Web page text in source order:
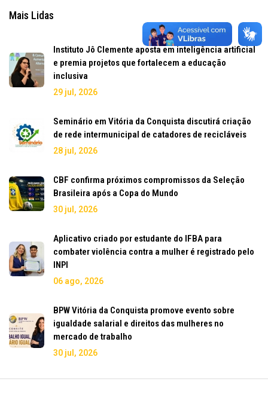
Mais Lidas
Instituto Jô Clemente aposta em inteligência artificial
e premia projetos que fortalecem a educação
inclusiva
29 jul, 2026
Seminário em Vitória da Conquista discutirá criação
de rede intermunicipal de catadores de recicláveis
28 jul, 2026
CBF confirma próximos compromissos da Seleção
Brasileira após a Copa do Mundo
30 jul, 2026
Aplicativo criado por estudante do IFBA para
combater violência contra a mulher é registrado pelo
INPI
06 ago, 2026
BPW Vitória da Conquista promove evento sobre
igualdade salarial e direitos das mulheres no
mercado de trabalho
30 jul, 2026